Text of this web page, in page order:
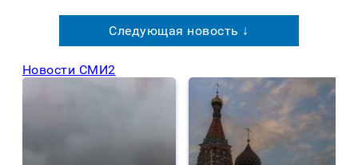
Следующая новость ↓
Новости СМИ2